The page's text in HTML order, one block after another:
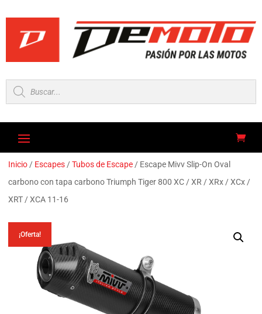
Búsqueda
de
productos
Inicio / Escapes /Tubos de Escape / Escape Mivv Slip-On Oval
carbono con tapa carbono Triumph Tiger 800 XC / XR / XRx / XCx /
XRT / XCA 11-16
¡Oferta!